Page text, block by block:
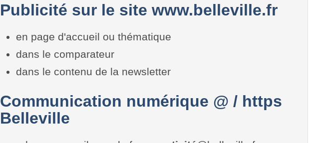
Publicité sur le site www.belleville.fr
en page d'accueil ou thématique
dans le comparateur
dans le contenu de la newsletter
Communication numérique @ / https
Belleville